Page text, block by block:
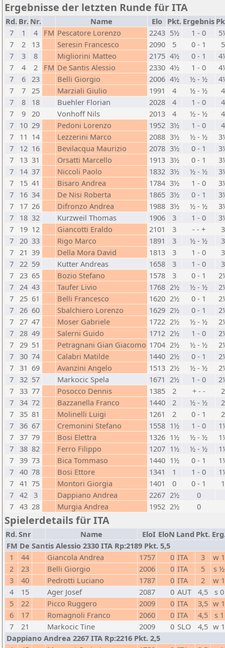
Ergebnisse der letzten Runde für ITA
Rd. Br. Nr. Name Elo Pkt. Ergebnis
7
1 4 FM Pescatore Lorenzo 2243 5½ 1 - 0
7
2 13 Seresin Francesco 2090 5 0 - 1
5
7
3 8 Migliorini Matteo 2175 4½ 0 - 1
7
4 2 FM De Santis Alessio 2330 4½ 1 - 0
7
6 23 Belli Giorgio 2006 4½ ½ - ½
7
7 25 Marziali Giulio 1991 4 ½ - ½
4
7
8 18 Buehler Florian 2028 4 1 - 0
4
7
9 20 Vonhoff Nils 2013 4 ½ - ½
4
7
10 29 Pedoni Lorenzo 1952 3½ 1 - 0
4
7
11 14 Lezzerini Marco 2088 3½ ½ - ½
7
12 16 Bevilacqua Maurizio 2078 3½ 0 - 1
7
13 31 Orsatti Marcello 1913 3½ 0 - 1
7
14 37 Niccoli Paolo 1832 3½ ½ - ½
7
15 41 Bisaro Andrea 1784 3½ 1 - 0
7
16 34 De Nisi Roberta 1865 3½ 0 - 1
7
17 26 Difronzo Andrea 1988 3½ ½ - ½
7
18 32 Kurzweil Thomas 1906 3 1 - 0
7
19 12 Giancotti Eraldo 2101 3 - - +
3
7
20 33 Rigo Marco 1891 3 ½ - ½
3
7
21 39 Della Mora David 1813 3 1 - 0
3
7
22 59 Kutter Andreas 1658 3 1 - 0
3
7
23 65 Bozio Stefano 1578 3 0 - 1
7
24 43 Taufer Livio 1768 2½ ½ - ½
7
25 61 Belli Francesco 1620 2½ 0 - 1
7
26 60 Sbalchiero Lorenzo 1629 2½ 0 - 1
7
27 47 Moser Gabriele 1722 2½ ½ - ½
7
28 49 Salerni Guido 1712 2½ 1 - 0
7
29 51 Petragnani Gian Giacomo 1704 2½ ½ - ½
7
30 74 Calabri Matilde 1440 2½ 0 - 1
7
31 69 Avanzini Angelo 1513 2½ ½ - ½
7
32 57 Markocic Spela 1671 2½ 1 - 0
7
33 77 Posocco Dennis 1385 2 + - -
2
7
34 72 Bazzanella Franco 1440 2 ½ - ½
2
7
35 81 Molinelli Luigi 1261 2 0 - 1
2
7
36 67 Cremonini Stefano 1558 1½ 1 - 0
7
37 79 Bosi Elettra 1326 1½ ½ - ½
7
38 82 Ferro Filippo 1207 1½ ½ - ½
7
39 73 Bica Tommaso 1440 1½ 0 - 1
7
40 78 Bosi Ettore 1341 1 1 - 0
7
41 75 Montori Giorgia 1401 0 0 - 1
1
7
42 3 Dappiano Andrea 2267 2½
0
7
43 28 Murgia Andrea 1952 2½ 0
Spielerdetails für ITA
Rd.Snr Name EloI EloN Land Pkt.
FM De Santis Alessio 2330 ITA Rp:2189 Pkt. 5,5
1
44 Giancola Andrea 1757 0 ITA 3
w 1
2
23 Belli Giorgio 2006 0 ITA 5
s ½
3
40 Pedrotti Luciano 1787 0 ITA 2
w 1
4
15 Ager Josef 2087 0 AUT 4,5
s 0
5
22 Picco Ruggero 2009 0 ITA 3,5 w 1
6
17 Romagnoli Franco 2060 0 ITA 4,5
s 1
7
21 Markocic Tine 2009 0 SLO 4,5 w 1
Dappiano Andrea 2267 ITA Rp:2216 Pkt. 2,5